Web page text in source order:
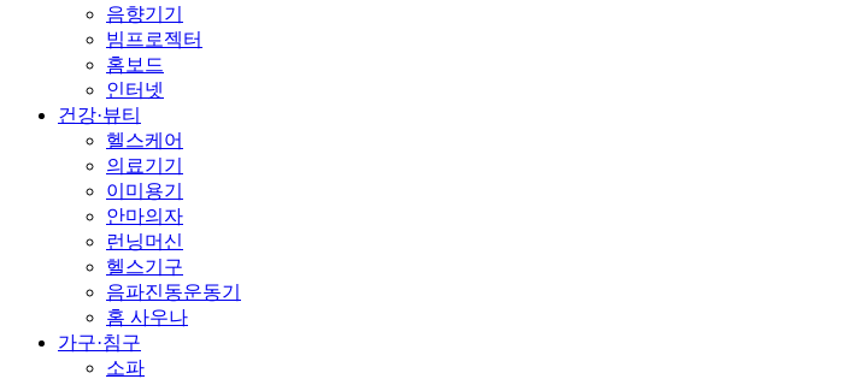
음향기기
빔프로젝터
홈보드
인터넷
건강·뷰티
헬스케어
의료기기
이미용기
안마의자
런닝머신
헬스기구
음파진동운동기
홈 사우나
가구·침구
소파